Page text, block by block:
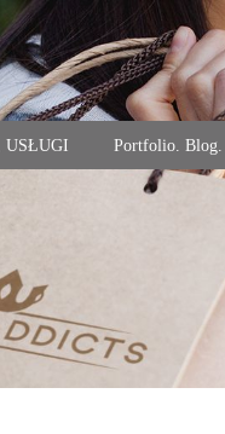
USŁUGI Portfolio. Blog.